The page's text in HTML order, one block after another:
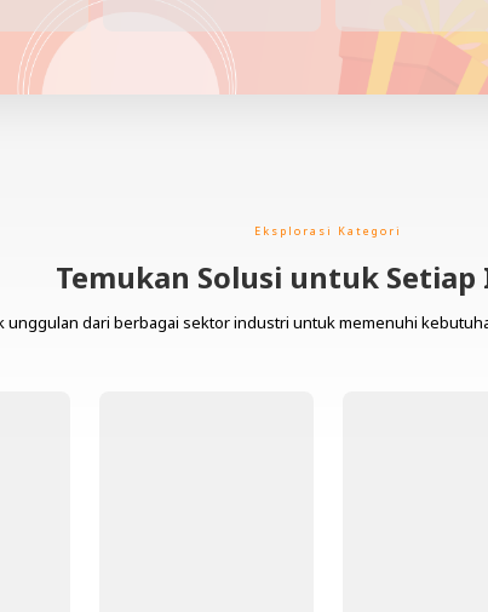
Eksplorasi Kategori
Temukan Solusi untuk
unggulan dari berbagai sektor industri untuk memenuhi